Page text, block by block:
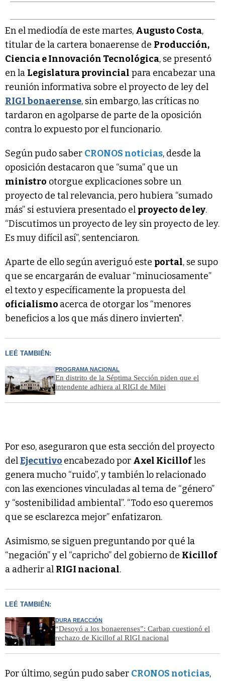
En el mediodía de este martes, Augusto Costa,
titular de la cartera bonaerense de Producción,
Ciencia e Innovación Tecnológica, se presentó
en la Legislatura provincial para encabezar una
reunión informativa sobre el proyecto de ley del
RIGI bonaerense, sin embargo, las críticas no
tardaron en agolparse de parte de la oposición
contra lo expuesto por el funcionario.
Según pudo saber CRONOS noticias, desde la
oposición destacaron que “suma” que un
ministro otorgue explicaciones sobre un
proyecto de tal relevancia, pero hubiera “sumado
más” si estuviera presentado el proyecto de ley.
“Discutimos un proyecto de ley sin proyecto de ley.
Es muy difícil así”, sentenciaron.
Aparte de ello según averiguó este portal, se supo
que se encargarán de evaluar “minuciosamente”
el texto y específicamente la propuesta del
oficialismo acerca de otorgar los “menores
beneficios a los que más dinero invierten".
LEÉ TAMBIÉN:
PROGRAMA NACIONAL
En distrito de la Séptima Sección piden que el
intendente adhiera al RIGI de Milei
Por eso, aseguraron que esta sección del proyecto
delEjecutivo encabezado por Axel Kicillofles
genera mucho “ruido”, y también lo relacionado
con las exenciones vinculadas al tema de “género”
y “sostenibilidad ambiental”. “Todo eso queremos
que se esclarezca mejor” enfatizaron.
Asimismo, se siguen preguntando por qué la
“negación” y el “capricho” del gobierno de Kicillof
a adherir al RIGI nacional.
LEÉ TAMBIÉN:
DURA REACCIÓN
“Desoyó a los bonaerenses”: Carbap cuestionó el
rechazo de Kicillof al RIGI nacional
Por último, según pudo saber CRONOS noticias,